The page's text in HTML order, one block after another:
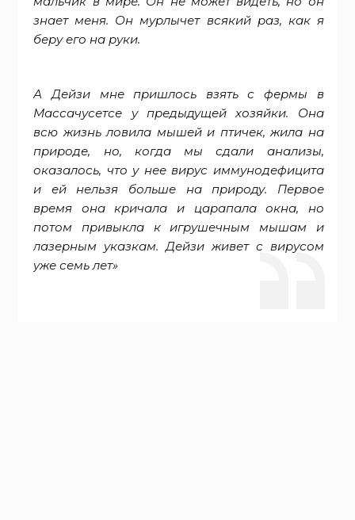
знает меня. Он мурлычет всякий раз, как я
беру его на руки.
А Дейзи мне пришлось взять с фермы в
Массачусетсе у предыдущей хозяйки. Она
всю жизнь ловила мышей и птичек, жила на
природе, но, когда мы сдали анализы,
оказалось, что у нее вирус иммунодефицита
и ей нельзя больше на природу. Первое
время она кричала и царапала окна, но
потом привыкла к игрушечным мышам и
лазерным указкам. Дейзи живет с вирусом
уже семь лет»